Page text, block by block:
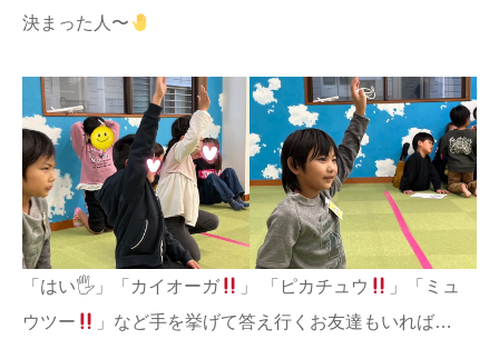
決まった人〜
「はい🖐 」「カイオーガ 」 「ピカチュウ
」「ミュ
ウツー
」など手を挙げて答え行くお友達もいれば…